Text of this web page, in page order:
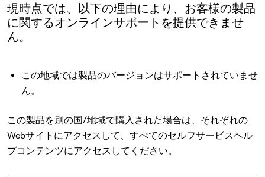
現時点では、以下の理由により、お客様の製品
に関するオンラインサポートを提供できませ
ん。
この地域では製品のバージョンはサポートされていませ
ん。
この製品を別の国/地域で購入された場合は、それぞれの
Webサイトにアクセスして、すべてのセルフサービスヘル
プコンテンツにアクセスしてください。